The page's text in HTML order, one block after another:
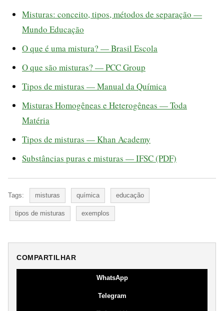
Misturas: conceito, tipos, métodos de separação —
Mundo Educação
O que é uma mistura? — Brasil Escola
O que são misturas? — PCC Group
Tipos de misturas — Manual da Química
Misturas Homogêneas e Heterogêneas — Toda
Matéria
Tipos de misturas — Khan Academy
Substâncias puras e misturas — IFSC (PDF)
Tags: misturas química educação
tipos de misturas exemplos
COMPARTILHAR
WhatsApp
Telegram